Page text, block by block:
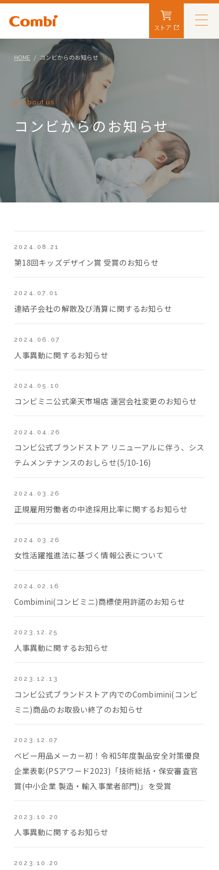
ストア
HOME コンビからのお知らせ
About us
コンビからのお知らせ
2024.08.21
第18回キッズデザイン賞 受賞のお知らせ
2024.07.01
連結子会社の解散及び清算に関するお知らせ
2024.06.07
人事異動に関するお知らせ
2024.05.10
コンビミニ公式楽天市場店 運営会社変更のお知らせ
2024.04.26
コンビ公式ブランドストア リニューアルに伴う、シス
テムメンテナンスのおしらせ(5/10-16)
2024.03.26
正規雇用労働者の中途採用比率に関するお知らせ
2024.03.26
女性活躍推進法に基づく情報公表について
2024.02.16
Combimini(コンビミニ)商標使用許諾のお知らせ
2023.12.25
人事異動に関するお知らせ
2023.12.13
コンビ公式ブランドストア内でのCombimini(コンビ
ミニ)商品のお取扱い終了のお知らせ
2023.12.07
ベビー用品メーカー初！令和5年度製品安全対策優良
企業表彰(PSアワード2023)「技術総括・保安審査官
賞(中小企業 製造・輸入事業者部門)」を受賞
2023.10.20
人事異動に関するお知らせ
2023.10.20